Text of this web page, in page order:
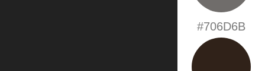
#706D6B